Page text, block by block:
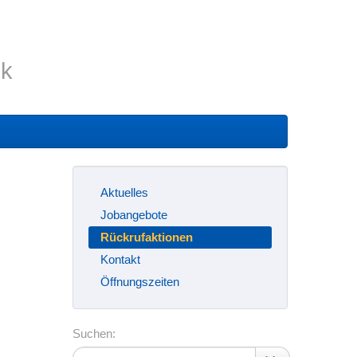
Aktuelles
Jobangebote
Rückrufaktionen
Kontakt
Öffnungszeiten
Suchen: